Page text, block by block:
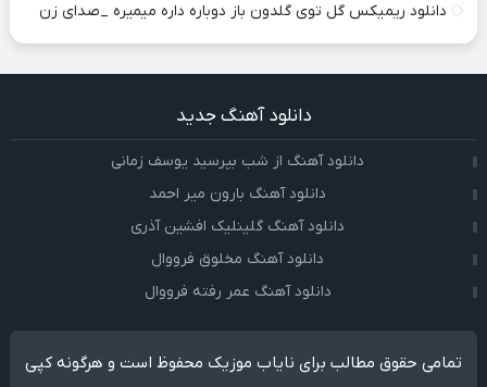
دانلود ریمیکس گل توی گلدون باز دوباره داره میمیره _صدای زن
دانلود آهنگ جدید
دانلود آهنگ از شب بپرسید یوسف زمانی
دانلود آهنگ بارون میر احمد
دانلود آهنگ گلینلیک افشین آذری
دانلود آهنگ مخلوق فرووال
دانلود آهنگ عمر رفته فرووال
تمامی حقوق مطالب برای نایاب موزیک محفوظ است و هرگونه کپی